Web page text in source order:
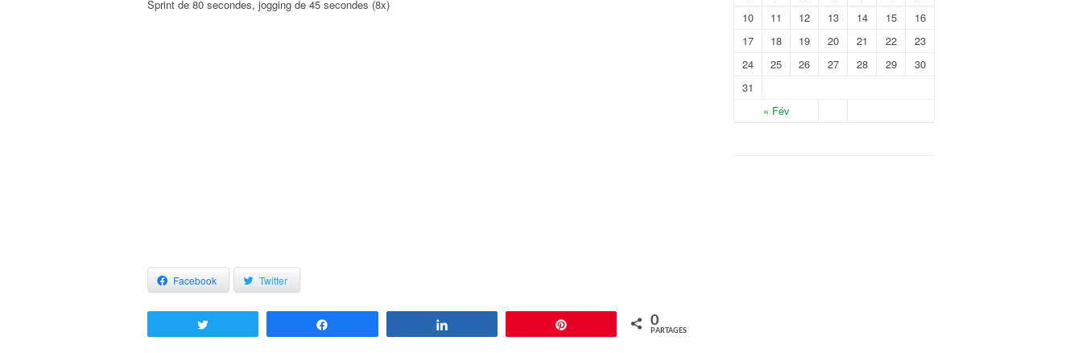
Sprint de 80 secondes, jogging de 45 secondes (8x)
Facebook Twitter
0
PARTAGES
« Fév
10
11 12 13 14 15
16
17
18 19 20 21 22
23
24
25 26 27 28 29
30
31